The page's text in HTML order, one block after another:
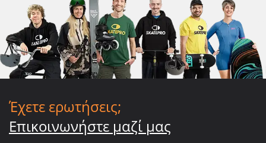
Έχετε ερωτήσεις;
Επικοινωνήστε μαζί μας